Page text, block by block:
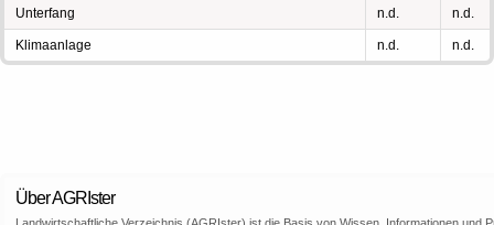
Unterfang n.d. n.d.
Klimaanlage n.d. n.d.
Über AGRIster